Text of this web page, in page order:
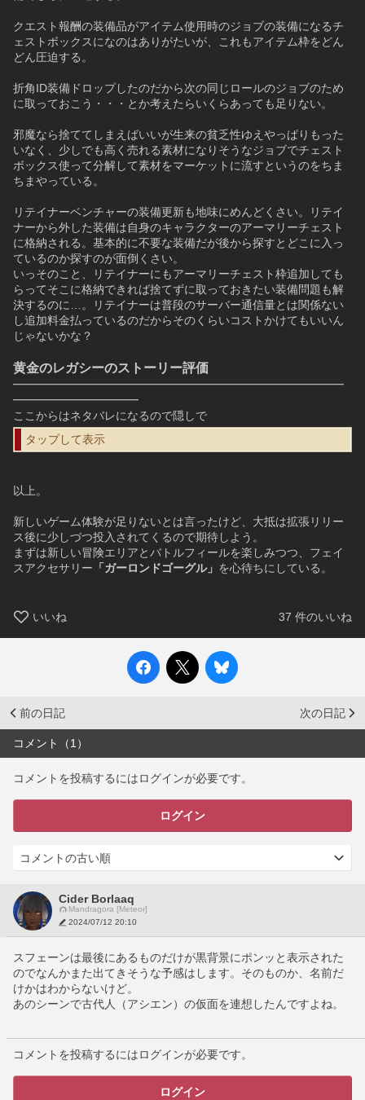
クエスト報酬の装備品がアイテム使用時のジョブの装備になるチ
ェストボックスになのはありがたいが、これもアイテム枠をどん
どん圧迫する。
折角ID装備ドロップしたのだから次の同じロールのジョブのため
に取っておこう・・・とか考えたらいくらあっても足りない。
邪魔なら捨ててしまえばいいが生来の貧乏性ゆえやっぱりもった
いなく、少しでも高く売れる素材になりそうなジョブでチェスト
ボックス使って分解して素材をマーケットに流すというのをちま
ちまやっている。
リテイナーベンチャーの装備更新も地味にめんどくさい。リテイ
ナーから外した装備は自身のキャラクターのアーマリーチェスト
に格納される。基本的に不要な装備だが後から探すとどこに入っ
ているのか探すのが面倒くさい。
いっそのこと、リテイナーにもアーマリーチェスト枠追加しても
らってそこに格納できれば捨てずに取っておきたい装備問題も解
決するのに…。リテイナーは普段のサーバー通信量とは関係ない
し追加料金払っているのだからそのくらいコストかけてもいいん
じゃないかな？
黄金のレガシーのストーリー評価
━━━━━━━━━━━━━━━━━━━━━━━━━━━━━
━━━━━━━━━━━
ここからはネタバレになるので隠しで
タップして表示
以上。
新しいゲーム体験が足りないとは言ったけど、大抵は拡張リリー
ス後に少しづつ投入されてくるので期待しよう。
まずは新しい冒険エリアとバトルフィールを楽しみつつ、フェイ
スアクセサリー 「ガーロンドゴーグル」 を心待ちにしている。
いいね 37 件のいいね
前の日記 次の日記
コメント（1）
コメントを投稿するにはログインが必要です。
ログイン
Cider Borlaaq
Mandragora [Meteor]
2024/07/12 20:10
スフェーンは最後にあるものだけが黒背景にポンッと表示された
のでなんかまた出てきそうな予感はします。そのものか、名前だ
けかはわからないけど。
あのシーンで古代人（アシエン）の仮面を連想したんですよね。
コメントを投稿するにはログインが必要です。
ログイン